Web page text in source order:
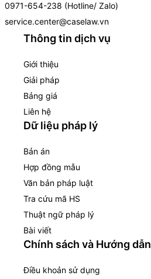
0971-654-238 (Hotline/ Zalo)
service.center@caselaw.vn
Thông tin dịch vụ
Giới thiệu
Giải pháp
Bảng giá
Liên hệ
Dữ liệu pháp lý
Bản án
Hợp đồng mẫu
Văn bản pháp luật
Tra cứu mã HS
Thuật ngữ pháp lý
Bài viết
Chính sách và Hướng dẫn
Điều khoản sử dụng